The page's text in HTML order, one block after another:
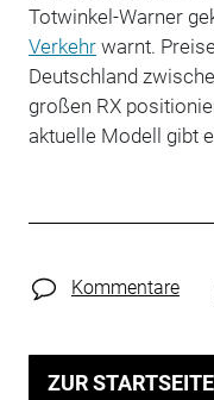
Totwinkel-Warner
Verkehrwarnt.
Deutschland
großen RX
aktuelle Modell gibt
Kommentare
ZUR STARTSEITE